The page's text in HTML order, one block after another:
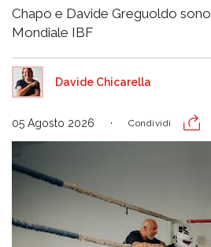
Chapo e Davide Greguoldo
Mondiale IBF
Davide Chicarella
05 Agosto 2026 Condividi